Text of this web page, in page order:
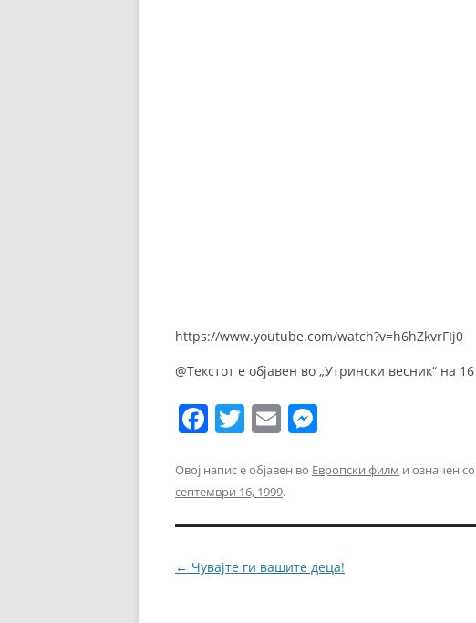
https://www.youtube.com/watch?v=h6hZkvrFIj0
@Текстот е објавен во „Утрински весник“ на
F
c
e
b
o
T
itt
er
E
ai
l
ss
n
g
Овој напис е објавен во Европски филм и означен со
септември 16, 1999.
Навигација
← Чувајте ги вашите деца!